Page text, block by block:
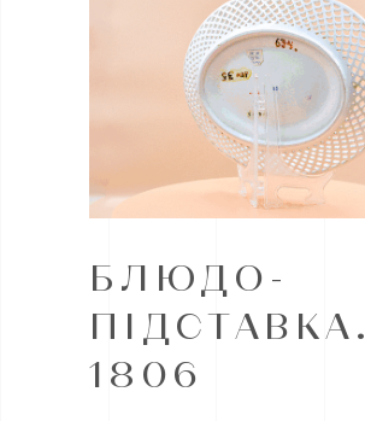
БЛЮДО-
ПІДСТАВКА.
1806